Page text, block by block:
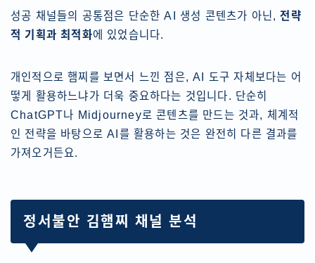
성공 채널들의 공통점은 단순한 AI 생성 콘텐츠가 아닌,전략
적 기획과 최적화에 있었습니다.
개인적으로 햄찌를 보면서 느낀 점은, AI 도구 자체보다는 어
떻게 활용하느냐가 더욱 중요하다는 것입니다. 단순히
ChatGPT나 Midjourney로 콘텐츠를 만드는 것과, 체계적
인 전략을 바탕으로 AI를 활용하는 것은 완전히 다른 결과를
가져오거든요.
정서불안 김햄찌 채널 분석